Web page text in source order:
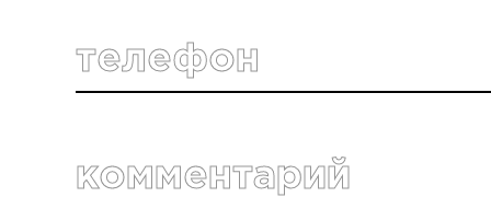
телефон
комментарий